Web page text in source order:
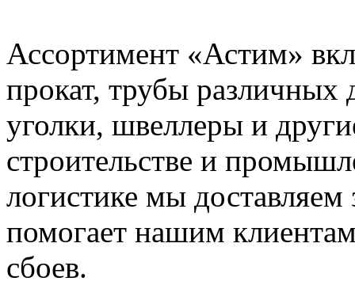
Ассортимент «Астим»
прокат, трубы различных
уголки, швеллеры и
строительстве и
логистике мы
помогает нашим
сбоев.